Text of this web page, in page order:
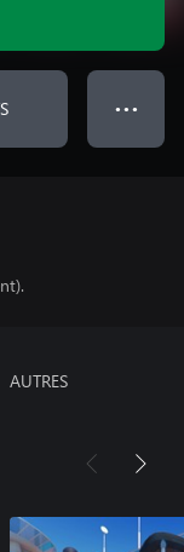
● ● ●
AUTRES